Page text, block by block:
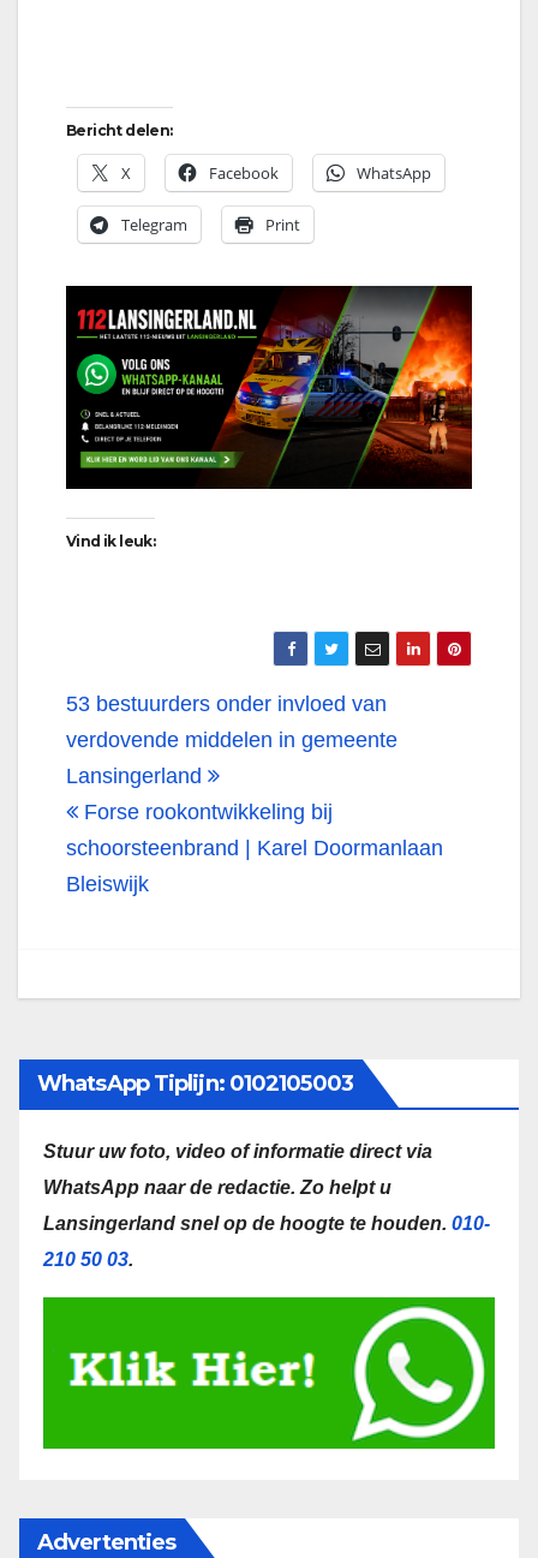
Bericht delen:
X Facebook WhatsApp
Telegram Print
Vind ik leuk:
Bericht
navigatie
53 bestuurders onder invloed van
verdovende middelen in gemeente
Lansingerland
Forse rookontwikkeling bij
schoorsteenbrand | Karel Doormanlaan
Bleiswijk
WhatsApp Tiplijn: 0102105003
Stuur uw foto, video of informatie direct via
WhatsApp naar de redactie. Zo helpt u
Lansingerland snel op de hoogte te houden. 010-
210 50 03.
Advertenties